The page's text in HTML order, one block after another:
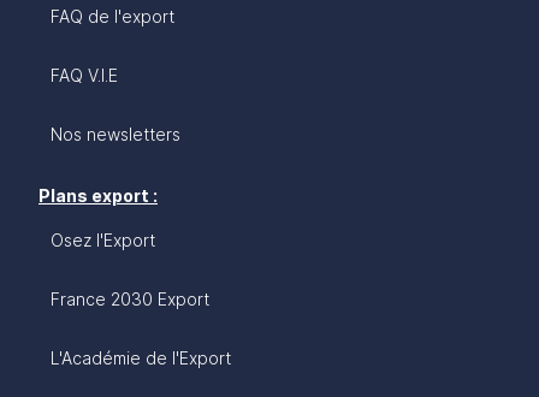
sur ce marché stratégique.
FAQ de l'export
FAQ V.I.E
Nos newsletters
Plans export :
Osez l'Export
France 2030 Export
L'Académie de l'Export